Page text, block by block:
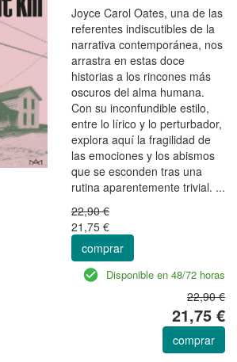
Joyce Carol Oates, una de las
referentes indiscutibles de la
narrativa contemporánea, nos
arrastra en estas doce
historias a los rincones más
oscuros del alma humana.
Con su inconfundible estilo,
entre lo lírico y lo perturbador,
explora aquí la fragilidad de
las emociones y los abismos
que se esconden tras una
rutina aparentemente trivial. ...
22,90 €
21,75 €
comprar
Disponible en 48/72 horas
22,90 €
21,75 €
comprar